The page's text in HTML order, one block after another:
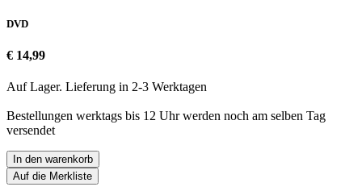
DVD
€ 14,99
Auf Lager. Lieferung in 2-3 Werktagen
Bestellungen werktags bis 12 Uhr werden noch am selben Tag
versendet
In den warenkorb
Auf die Merkliste